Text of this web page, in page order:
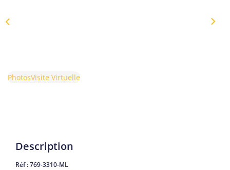
PhotosVisite Virtuelle
Description
Réf : 769-3310-ML